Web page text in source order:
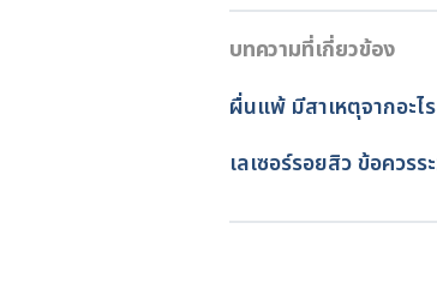
basics/dry/oily-skin.
Is Oilier Skin More
acne.html.
Oily Skin: A review
31/05/2022
ทัตพร อิส
ตรวจสอบข้อมูลทา
อัปเดตโดย:
บทความที่เกี่ยวข้อง
ผื่นแพ้ มีสาเหตุจากอะไ
เลเซอร์รอยสิว ข้อควร